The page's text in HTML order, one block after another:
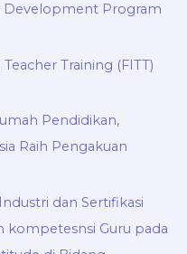
Development Program
Training (FITT)
Pendidikan,
Raih Pengakuan
dan Sertifikasi
kompetesnsi Guru pada